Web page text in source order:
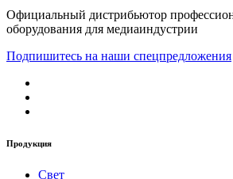
Официальный дистрибьютор
оборудования для медиаиндустрии
Подпишитесь на наши спецпредложения
Продукция
Свет